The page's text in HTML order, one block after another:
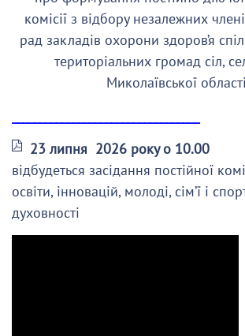
комісії з відбору незалежних
рад закладів охорони здоров’я
територіальних громад сіл,
Миколаївської області
23 липня 2026 року о 10.00
відбудеться засідання постійної
освіти, інновацій, молоді, сім’ї і
духовності